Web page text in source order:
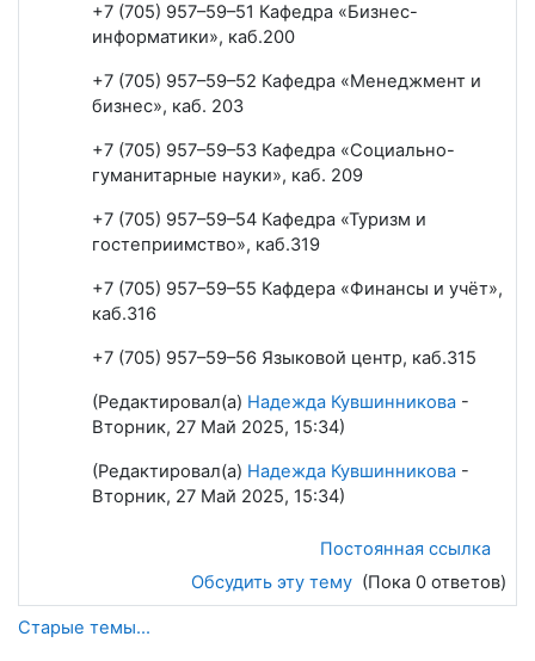
+7 (705) 957–59–51 Кафедра «Бизнес-
информатики», каб.200
+7 (705) 957–59–52 Кафедра «Менеджмент и
бизнес», каб. 203
+7 (705) 957–59–53 Кафедра «Социально-
гуманитарные науки», каб. 209
+7 (705) 957–59–54 Кафедра «Туризм и
гостеприимство», каб.319
+7 (705) 957–59–55 Кафдера «Финансы и учёт»,
каб.316
+7 (705) 957–59–56 Языковой центр, каб.315
(Редактировал(а) Надежда Кувшинникова -
Вторник, 27 Май 2025, 15:34)
(Редактировал(а) Надежда Кувшинникова -
Вторник, 27 Май 2025, 15:34)
Постоянная ссылка
Обсудить эту тему (Пока 0 ответов)
Старые темы...